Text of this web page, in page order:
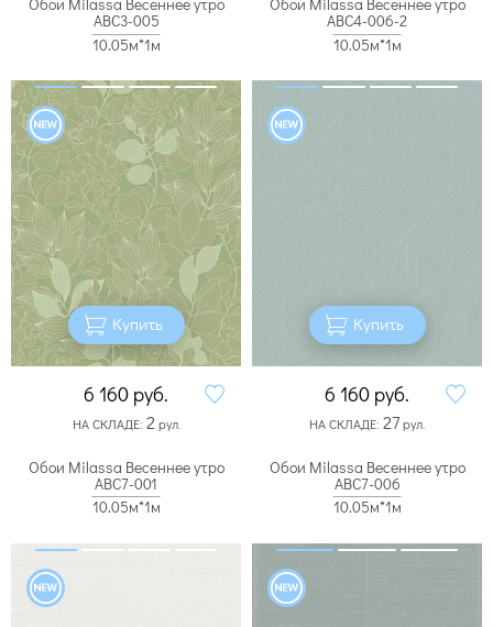
ABC3-005
10.05м*1м
Купить
6 160 руб.
НА СКЛАДЕ: 2 рул.
ABC4-006-2
10.05м*1м
Купить
6 160 руб.
НА СКЛАДЕ: 27рул.
Обои Milassa Весеннее утро
ABC7-001
10.05м*1м
Обои Milassa Весеннее утро
ABC7-006
10.05м*1м